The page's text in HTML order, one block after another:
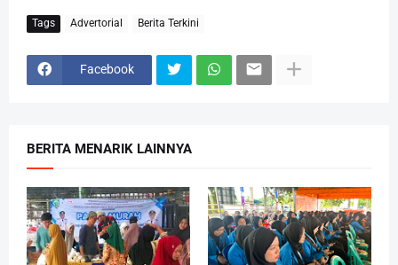
Tags Advertorial Berita Terkini
Facebook
BERITA MENARIK LAINNYA